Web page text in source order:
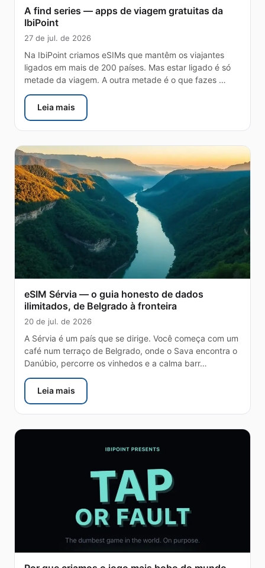
A find series — apps de viagem gratuitas da
IbiPoint
27 de jul. de 2026
Na IbiPoint criamos eSIMs que mantêm os viajantes
ligados em mais de 200 países. Mas estar ligado é só
metade da viagem. A outra metade é o que fazes …
Leia mais
: A find series — apps de viagem gratuitas da
eSIM Sérvia — o guia honesto de dados
ilimitados, de Belgrado à fronteira
20 de jul. de 2026
A Sérvia é um país que se dirige. Você começa com um
café num terraço de Belgrado, onde o Sava encontra o
Danúbio, percorre os vinhedos e a calma barr…
Leia mais
: eSIM Sérvia — o guia honesto de dados